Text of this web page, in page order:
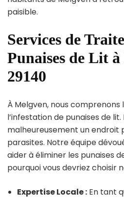
paisible.
Services de
Punaises de Lit
29140
À Melgven, nous comprenons
l’infestation de punaises de
malheureusement un endroit
parasites. Notre équipe
aider à éliminer les punaises
pourquoi vous devriez choisir
Expertise Locale : En tant